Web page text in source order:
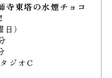
東塔の水煙チョコ
）
ジオC